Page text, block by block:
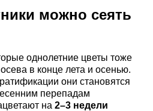
можно сеять
однолетние цветы тоже
в конце лета и осенью.
они становятся
перепадам
на 2–3 недели